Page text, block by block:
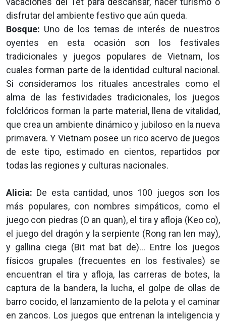
disfrutar del ambiente festivo que aún queda.
Bosque: Uno de los temas de interés de nuestros
oyentes en esta ocasión son los festivales
tradicionales y juegos populares de Vietnam, los
cuales forman parte de la identidad cultural nacional.
Si consideramos los rituales ancestrales como el
alma de las festividades tradicionales, los juegos
folclóricos forman la parte material, llena de vitalidad,
que crea un ambiente dinámico y jubiloso en la nueva
primavera. Y Vietnam posee un rico acervo de juegos
de este tipo, estimado en cientos, repartidos por
todas las regiones y culturas nacionales.
Alicia: De esta cantidad, unos 100 juegos son los
más populares, con nombres simpáticos, como el
juego con piedras (O an quan), el tira y afloja (Keo co),
el juego del dragón y la serpiente (Rong ran len may),
y gallina ciega (Bit mat bat de)… Entre los juegos
físicos grupales (frecuentes en los festivales) se
encuentran el tira y afloja, las carreras de botes, la
captura de la bandera, la lucha, el golpe de ollas de
barro cocido, el lanzamiento de la pelota y el caminar
en zancos. Los juegos que entrenan la inteligencia y